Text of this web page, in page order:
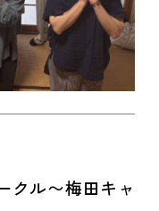
クル〜梅田キャ